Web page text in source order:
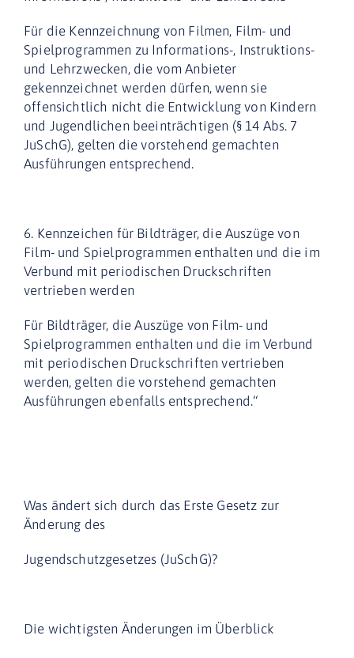
Für die Kennzeichnung von Filmen, Film- und
Spielprogrammen zu Informations-, Instruktions-
und Lehrzwecken, die vom Anbieter
gekennzeichnet werden dürfen, wenn sie
offensichtlich nicht die Entwicklung von Kindern
und Jugendlichen beeinträchtigen (§ 14 Abs. 7
JuSchG), gelten die vorstehend gemachten
Ausführungen entsprechend.
6. Kennzeichen für Bildträger, die Auszüge von
Film- und Spielprogrammen enthalten und die im
Verbund mit periodischen Druckschriften
vertrieben werden
Für Bildträger, die Auszüge von Film- und
Spielprogrammen enthalten und die im Verbund
mit periodischen Druckschriften vertrieben
werden, gelten die vorstehend gemachten
Ausführungen ebenfalls entsprechend.“
Was ändert sich durch das Erste Gesetz zur
Änderung des
Jugendschutzgesetzes (JuSchG)?
Die wichtigsten Änderungen im Überblick